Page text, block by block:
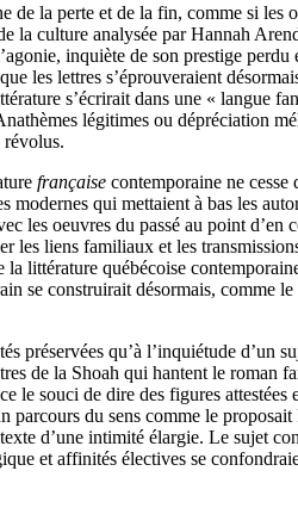
la perte et de la fin, comme si
la culture analysée par Hannah
inquiète de son prestige perdu
les lettres s’éprouveraient
s’écrirait dans une « langue
légitimes ou dépréciation
révolus.
française contemporaine ne
qui mettaient à bas les
les oeuvres du passé au point
liens familiaux et les
littérature québécoise
se construirait désormais, comme
qu’à l’inquiétude d’un
de la Shoah qui hantent le roman
souci de dire des figures attestées
parcours du sens comme le
d’une intimité élargie. Le sujet
et affinités électives se